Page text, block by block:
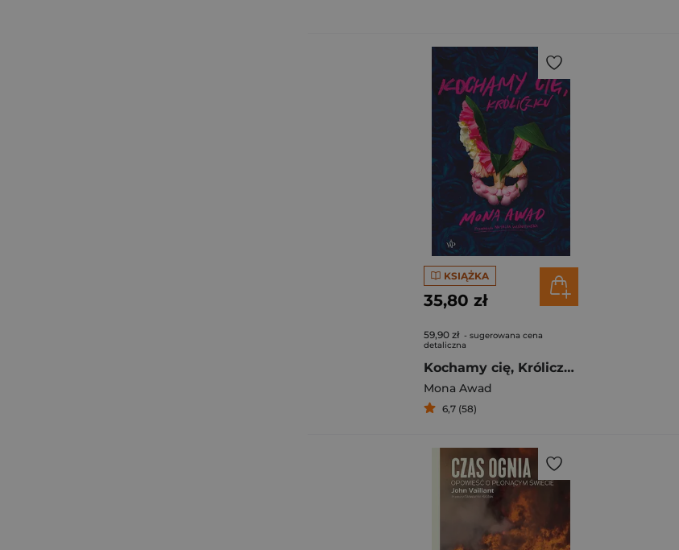
KSIĄŻKA
35,80 zł
59,90 zł - sugerowana cena
detaliczna
Kochamy cię, Króliczku
Mona Awad
6,7 (58)